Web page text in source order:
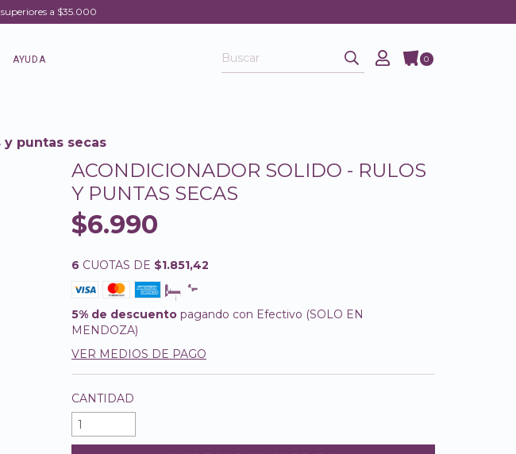
a $35.000
AYUDA 0
puntas secas
ACONDICIONADOR SOLIDO - RULOS
Y PUNTAS SECAS
$6.990
6 CUOTAS DE $1.851,42
5% de descuento pagando con Efectivo (SOLO EN
MENDOZA)
VER MEDIOS DE PAGO
CANTIDAD